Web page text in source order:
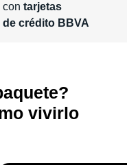
con tarjetas
de crédito BBVA
vivirlo